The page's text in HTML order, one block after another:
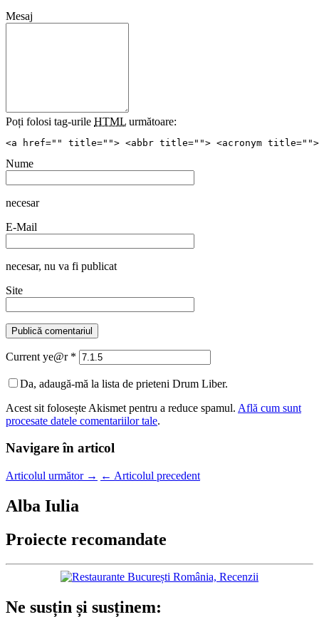
Mesaj
Poți folosi tag-urile HTML următoare:
<a href="" title=""> <abbr title=""> <acronym title="">
Nume
necesar
E-Mail
necesar, nu va fi publicat
Site
Current ye@r *
Da, adaugă-mă la lista de prieteni Drum Liber.
Acest sit folosește Akismet pentru a reduce spamul. Află cum sunt
procesate datele comentariilor tale.
Navigare în articol
Articolul următor → ← Articolul precedent
Alba Iulia
Proiecte recomandate
Ne susțin și susținem: